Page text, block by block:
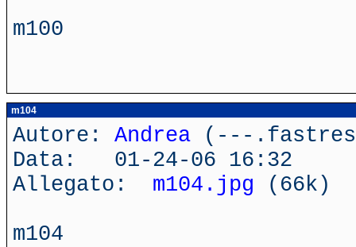
m100
m104
Autore: Andrea (---
Data: 01-24-06 16:32
Allegato: m104.jpg (66k)
m104